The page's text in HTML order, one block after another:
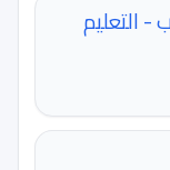
التعليم